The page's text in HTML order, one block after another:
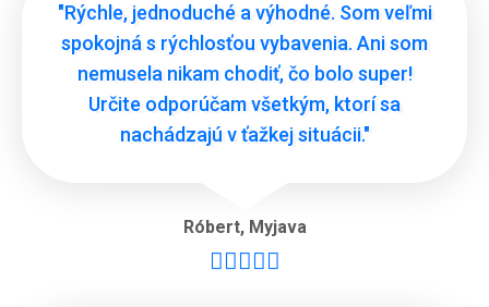
"Rýchle, jednoduché a výhodné. Som veľmi
spokojná s rýchlosťou vybavenia. Ani som
nemusela nikam chodiť, čo bolo super!
Určite odporúčam všetkým, ktorí sa
nachádzajú v ťažkej situácii."
Róbert, Myjava
